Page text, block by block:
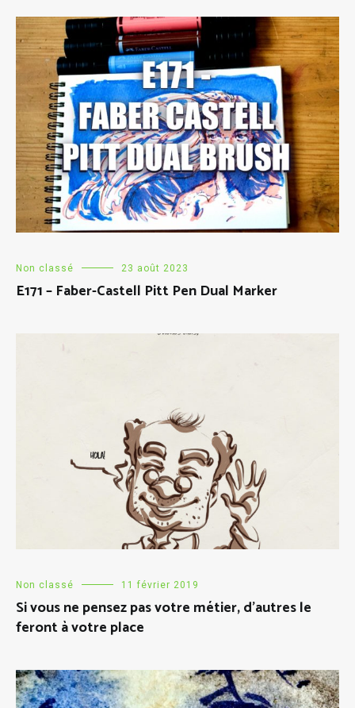
Non classé 23 août 2023
E171 – Faber-Castell Pitt Pen Dual Marker
Non classé 11 février 2019
Si vous ne pensez pas votre métier, d’autres le
feront à votre place